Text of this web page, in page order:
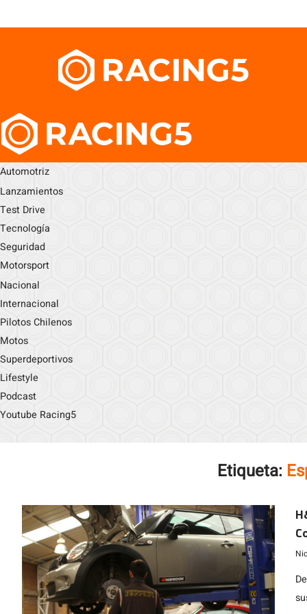
Automotriz
Lanzamientos
Test Drive
Tecnología
Seguridad
Motorsport
Nacional
Internacional
Pilotos Chilenos
Motos
Superdeportivos
Lifestyle
Podcast
Youtube Racing5
Etiqueta: